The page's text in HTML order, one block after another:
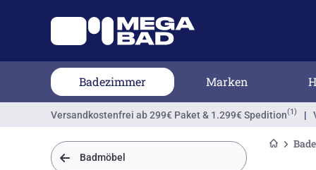
Badezimmer Marken
Versandkostenfrei ab 299€ Paket & 1.299€ Spedition(1) |
Badmöbel